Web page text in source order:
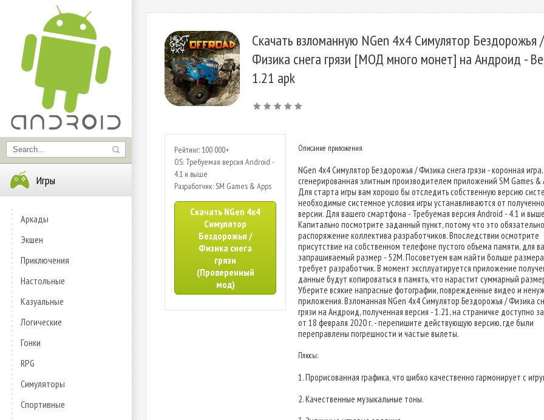
Игры
Аркады
Экшен
Приключения
Настольные
Казуальные
Логические
Гонки
RPG
Симуляторы
Спортивные
Скачать взломанную NGen 4x4 Симулятор Бездорожья /
Физика снега грязи [МОД много монет] на Андроид -
1.21 apk
Рейтинг: 100 000+
OS: Требуемая версия Android -
4.1 и выше
Разработчик: SM Games & Apps
Скачать NGen 4x4
Симулятор
Бездорожья /
Физика снега
грязи
(Проверенный
мод)
Описание приложения
NGen 4x4 Симулятор Бездорожья / Физика снега грязи - коронная игра,
сгенерированная элитным производителем приложений SM Games &
Для старта игры вам хорошо бы отследить собственную версию
необходимые системное условия игры устанавливаются от
версии. Для вашего смартфона - Требуемая версия Android - 4.1 и
Капитально посмотрите заданный пункт, потому что это
распоряжение коллектива разработчиков. Впоследствии осмотрите
присутствие на собственном телефоне пустого объема памяти, для
запрашиваемый размер - 52M. Посоветуем вам найти больше
требует разработчик. В момент эксплуатируется приложение
данные будут копироваться в память, что нарастит суммарный
Уберите всякие напрасные фотографии, поврежденные видео и
приложения. Взломанная NGen 4x4 Симулятор Бездорожья / Физика
грязи на Андроид, полученная версия - 1.21, на страничке доступно
от 18 февраля 2020 г. - перепишите действующую версию, где были
переправлены погрешности и частые вылеты.
Плюсы:
1. Прорисованная графика, что шибко качественно гармонирует с
2. Качественные музыкальные тоны.